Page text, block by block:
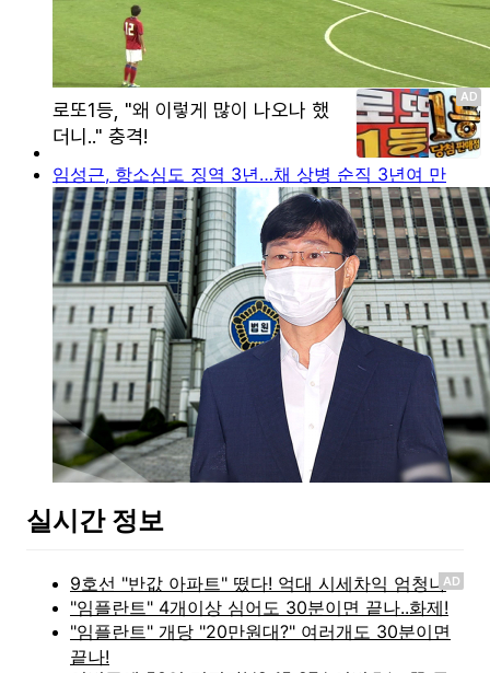
임성근, 항소심도 징역 3년…채 상병 순직 3년여 만
실시간 정보
AD